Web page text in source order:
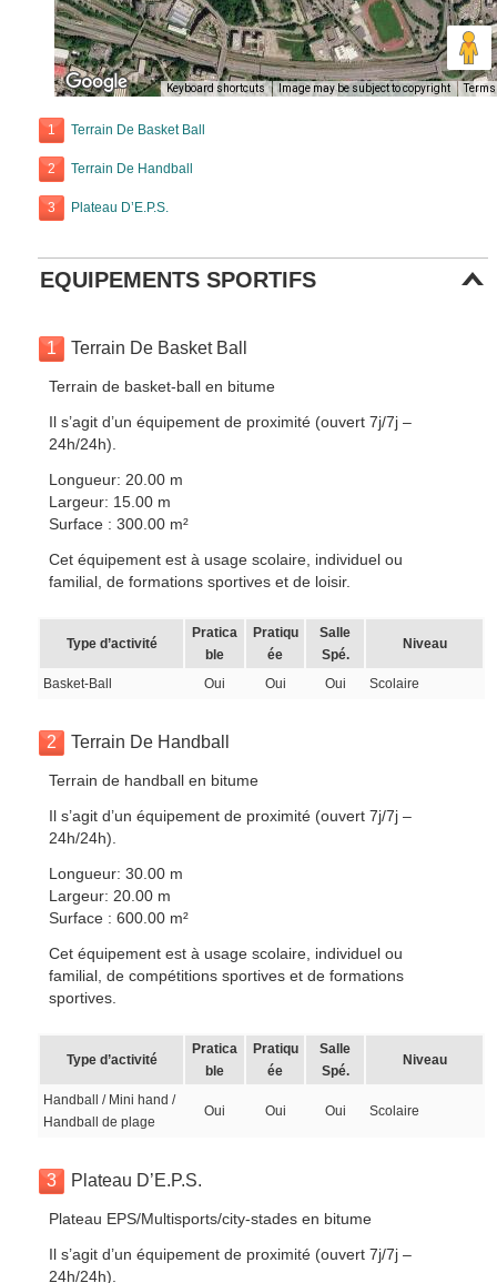
Keyboard shortcuts Image may be subject to copyright Terms
1 Terrain De Basket Ball
2 Terrain De Handball
3 Plateau D’E.P.S.
EQUIPEMENTS SPORTIFS
1 Terrain De Basket Ball
Terrain de basket-ball en bitume
Il s’agit d’un équipement de proximité (ouvert 7j/7j –
24h/24h).
Longueur: 20.00 m
Largeur: 15.00 m
Surface : 300.00 m²
Cet équipement est à usage scolaire, individuel ou
familial, de formations sportives et de loisir.
Type d’activité
Pratica
ble
Pratiqu
ée
Salle
Spé.
Niveau
Basket-Ball Oui Oui Oui Scolaire
2 Terrain De Handball
Terrain de handball en bitume
Il s’agit d’un équipement de proximité (ouvert 7j/7j –
24h/24h).
Longueur: 30.00 m
Largeur: 20.00 m
Surface : 600.00 m²
Cet équipement est à usage scolaire, individuel ou
familial, de compétitions sportives et de formations
sportives.
Type d’activité
Pratica
ble
Pratiqu
ée
Salle
Spé.
Niveau
Handball / Mini hand /
Handball de plage
Oui Oui Oui Scolaire
3 Plateau D’E.P.S.
Plateau EPS/Multisports/city-stades en bitume
Il s’agit d’un équipement de proximité (ouvert 7j/7j –
24h/24h).